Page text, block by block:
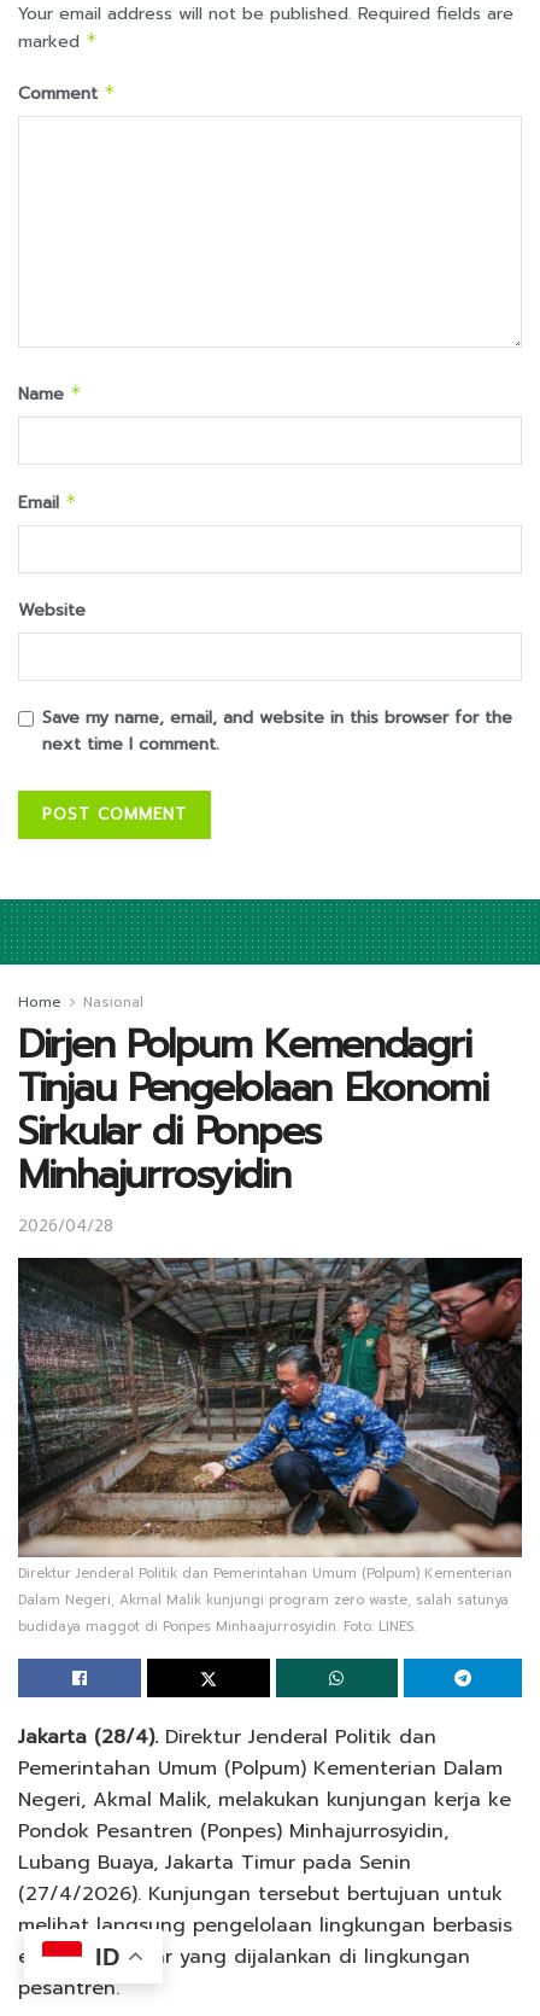
Your email address will not be published. Required fields are
marked *
Comment *
Name *
Email *
Website
Save my name, email, and website in this browser for the
next time I comment.
Home Nasional
Dirjen Polpum Kemendagri
Tinjau Pengelolaan Ekonomi
Sirkular di Ponpes
Minhajurrosyidin
2026/04/28
Direktur Jenderal Politik dan Pemerintahan Umum (Polpum) Kementerian
Dalam Negeri, Akmal Malik kunjungi program zero waste, salah satunya
budidaya maggot di Ponpes Minhaajurrosyidin. Foto: LINES.
Jakarta (28/4).Direktur Jenderal Politik dan
Pemerintahan Umum (Polpum) Kementerian Dalam
Negeri, Akmal Malik, melakukan kunjungan kerja ke
Pondok Pesantren (Ponpes) Minhajurrosyidin,
Lubang Buaya, Jakarta Timur pada Senin
(27/4/2026). Kunjungan tersebut bertujuan untuk
melihat langsung pengelolaan lingkungan berbasis
ekonomi sirkular yang dijalankan di lingkungan
pesantren.
ID